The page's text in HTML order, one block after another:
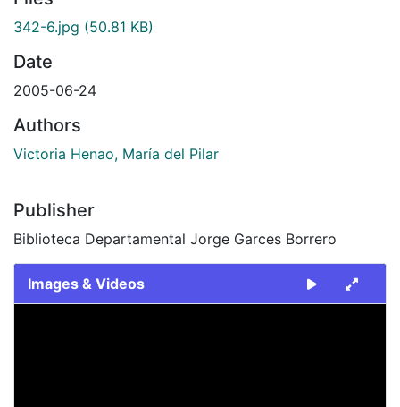
342-6.jpg (50.81 KB)
Date
2005-06-24
Authors
Victoria Henao, María del Pilar
Publisher
Biblioteca Departamental Jorge Garces Borrero
Images & Videos